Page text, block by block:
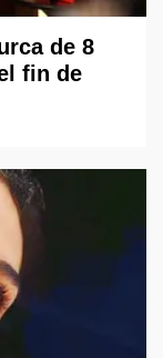
de 8
fin de